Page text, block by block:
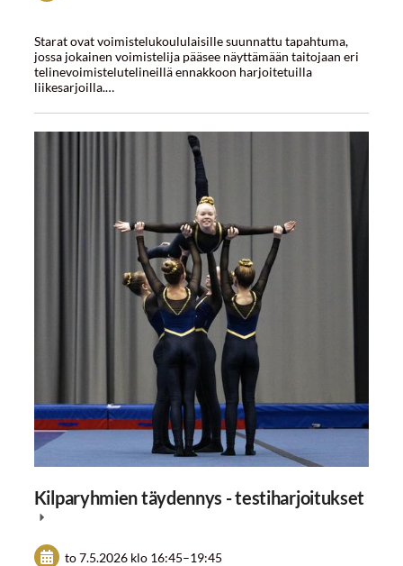
Starat ovat voimistelukoululaisille suunnattu tapahtuma,
jossa jokainen voimistelija pääsee näyttämään taitojaan eri
telinevoimistelutelineillä ennakkoon harjoitetuilla
liikesarjoilla.…
Kilparyhmien täydennys - testiharjoitukset
to 7.5.2026 klo 16:45–19:45